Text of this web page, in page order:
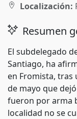
Localización:
Resumen
El subdelegado
Santiago, ha
en Fromista, tras
de mayo que
fueron por arma
localidad no se